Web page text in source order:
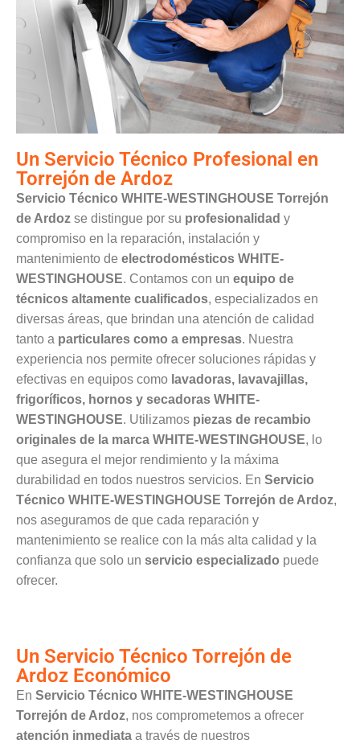
Un Servicio Técnico Profesional en
Torrejón de Ardoz
Servicio Técnico WHITE-WESTINGHOUSE Torrejón
de Ardoz se distingue por su profesionalidad y
compromiso en la reparación, instalación y
mantenimiento de electrodomésticos WHITE-
WESTINGHOUSE. Contamos con un equipo de
técnicos altamente cualificados, especializados en
diversas áreas, que brindan una atención de calidad
tanto a particulares como a empresas. Nuestra
experiencia nos permite ofrecer soluciones rápidas y
efectivas en equipos como lavadoras, lavavajillas,
frigoríficos, hornos y secadoras WHITE-
WESTINGHOUSE. Utilizamos piezas de recambio
originales de la marca WHITE-WESTINGHOUSE, lo
que asegura el mejor rendimiento y la máxima
durabilidad en todos nuestros servicios. En Servicio
Técnico WHITE-WESTINGHOUSE Torrejón de Ardoz,
nos aseguramos de que cada reparación y
mantenimiento se realice con la más alta calidad y la
confianza que solo un servicio especializado puede
ofrecer.
Un Servicio Técnico Torrejón de
Ardoz Económico
En Servicio Técnico WHITE-WESTINGHOUSE
Torrejón de Ardoz, nos comprometemos a ofrecer
atención inmediata a través de nuestros